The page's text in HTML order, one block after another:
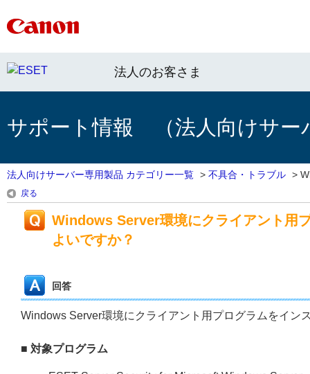
法人のお客さま
サポート情報 （法人向けサー
法人向けサーバー専用製品 カテゴリー一覧 > 不具合・トラブル >
戻る
Windows Server環境にクライアント用
よいですか？
回答
Windows Server環境にクライアント用プログラムをイン
■ 対象プログラム